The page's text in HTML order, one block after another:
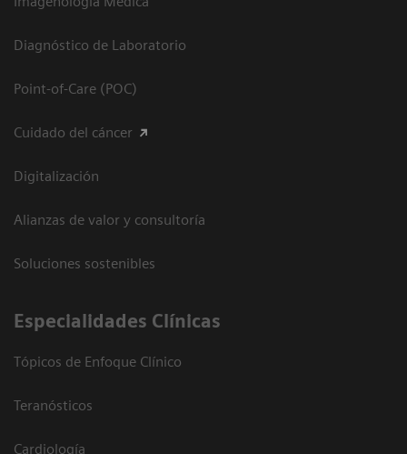
Diagnóstico de Laboratorio
Point-of-Care (POC)
Cuidado del cáncer
Digitalización
Alianzas de valor y consultoría
Soluciones sostenibles
Especialidades Clínicas
Tópicos de Enfoque Clínico
Teranósticos
Cardiología